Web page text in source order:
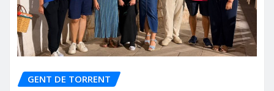
GENT DE TORRENT